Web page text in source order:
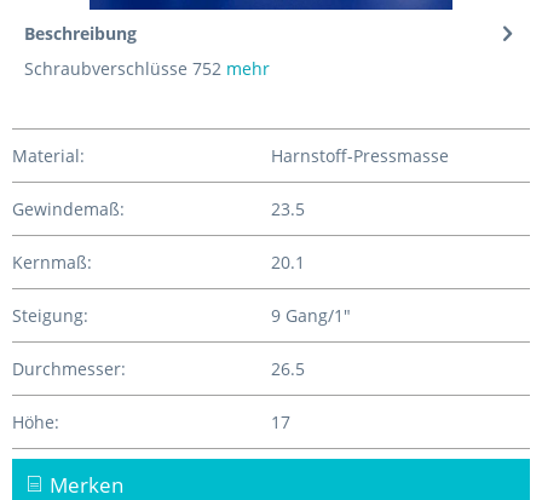
Beschreibung
Schraubverschlüsse 752 mehr
Material: Harnstoff-Pressmasse
Gewindemaß: 23.5
Kernmaß: 20.1
Steigung: 9 Gang/1"
Durchmesser: 26.5
Höhe: 17
Merken